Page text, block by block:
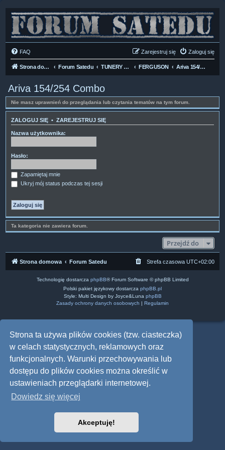
Strona ta używa plików cookies (tzw. ciasteczka)
w celach statystycznych, reklamowych oraz
funkcjonalnych. Warunki przechowywania lub
dostępu do plików cookies można określić w
ustawieniach przeglądarki internetowej.
Dowiedz się więcej
Akceptuję!
FAQ Zaloguj się
Zarejestruj się
Strona domowa Forum Satedu TUNERY SAT HD-LINUX FERGUSON Ariva 154/254 Combo
Ariva 154/254 Combo
Nie masz uprawnień do przeglądania lub czytania tematów na tym forum.
ZALOGUJ SIĘ • ZAREJESTRUJ SIĘ
Nazwa użytkownika:
Hasło:
Zapamiętaj mnie
Ukryj mój status podczas tej sesji
Ta kategoria nie zawiera forum.
Przejdź do
Strona domowa Forum Satedu Strefa czasowa UTC+02:00
Technologię dostarcza phpBB® Forum Software © phpBB Limited
Polski pakiet językowy dostarcza phpBB.pl
Style: Multi Design by Joyce&Luna phpBB
Zasady ochrony danych osobowych | Regulamin